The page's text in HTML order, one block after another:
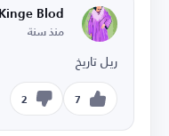
Kinge Blod
منذ سنة
ريل تاريخ
7
2